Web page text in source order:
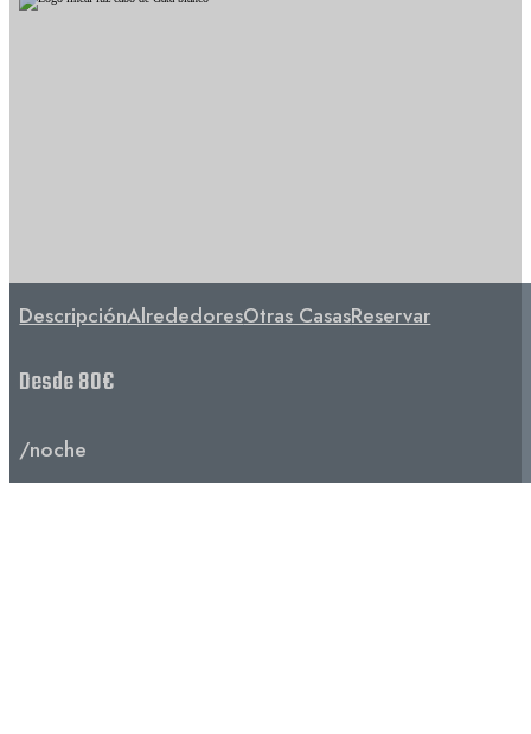
DescripciónAlrededoresOtras CasasReservar
Desde 80€
/noche